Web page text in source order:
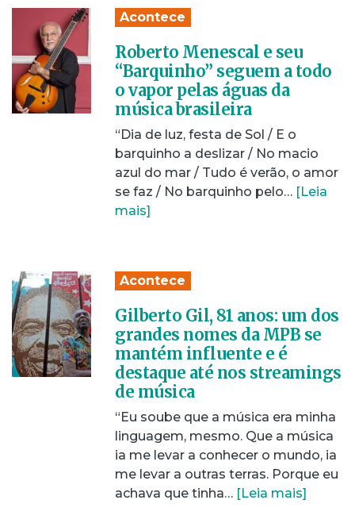
Acontece
Roberto Menescal e seu
“Barquinho” seguem a todo
o vapor pelas águas da
música brasileira
“Dia de luz, festa de Sol / E o
barquinho a deslizar / No macio
azul do mar / Tudo é verão, o amor
se faz / No barquinho pelo… [Leia
mais]
Acontece
Gilberto Gil, 81 anos: um dos
grandes nomes da MPB se
mantém influente e é
destaque até nos streamings
de música
“Eu soube que a música era minha
linguagem, mesmo. Que a música
ia me levar a conhecer o mundo, ia
me levar a outras terras. Porque eu
achava que tinha… [Leia mais]